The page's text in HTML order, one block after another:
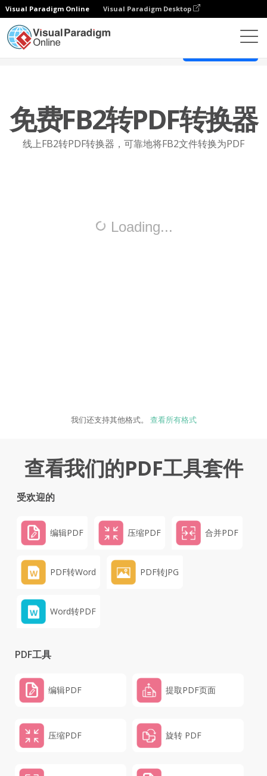
Visual Paradigm Online Visual Paradigm Desktop
免费FB2转PDF转换器
线上FB2转PDF转换器，可靠地将FB2文件转换为PDF
我们还支持其他格式。 查看所有格式
查看我们的PDF工具套件
受欢迎的
编辑PDF 压缩PDF 合并PDF
PDF转Word PDF转JPG
Word转PDF
PDF工具
编辑PDF
压缩PDF
提取PDF页面
旋转 PDF